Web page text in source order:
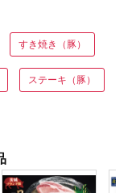
すき焼き（豚）
ステーキ（豚）